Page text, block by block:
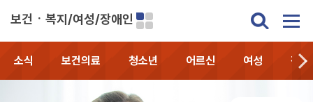
보건ㆍ복지/여성/장애인
소식 보건의료 청소년 어르신 여성 장애